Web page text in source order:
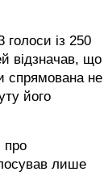
голоси із 250
відзначав, що
спрямована не
його
про
лише